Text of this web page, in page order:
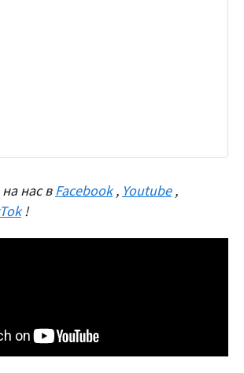
нас в Facebook , Youtube ,
!